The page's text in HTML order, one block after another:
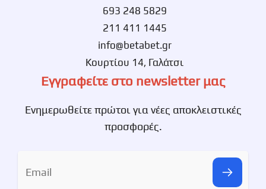
693 248 5829
211 411 1445
info@betabet.gr
Κουρτίου 14, Γαλάτσι
Εγγραφείτε στο newsletter μας
Ενημερωθείτε πρώτοι για νέες αποκλειστικές
προσφορές.